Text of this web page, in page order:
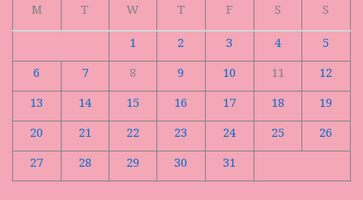
M
T W T F S
S
1
2 3 4
5
6
7 8 9 10 11
12
13
14 15 16 17 18
19
20
21 22 23 24 25
26
27
28 29 30 31